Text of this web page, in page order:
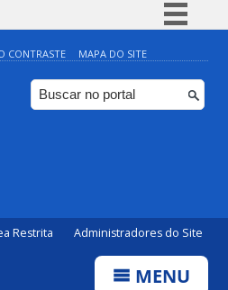
Simplifique!
Comunica BR
Participe
CONTRASTE MAPA DO SITE
Restrita Administradores do Site
MENU